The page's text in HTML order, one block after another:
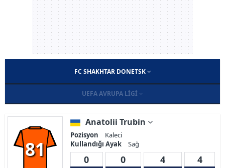
FC SHAKHTAR DONETSK
UEFA AVRUPA LIGI
81
Anatolii Trubin
Pozisyon
Kaleci
Kullandığı Ayak
Sağ
0 0 4 4